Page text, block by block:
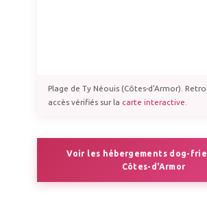
Plage de Ty Néouis (Côtes-d'Armor).
accès vérifiés sur la carte interactive
Voir les hébergements dog-
Côtes-d'Armor